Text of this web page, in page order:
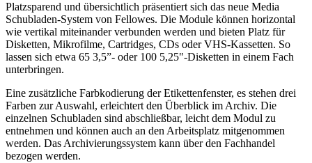
Platzsparend und übersichtlich präsentiert sich das neue Media
Schubladen-System von Fellowes. Die Module können horizontal
wie vertikal miteinander verbunden werden und bieten Platz für
Disketten, Mikrofilme, Cartridges, CDs oder VHS-Kassetten. So
lassen sich etwa 65 3,5”- oder 100 5,25"-Disketten in einem Fach
unterbringen.
Eine zusätzliche Farbkodierung der Etikettenfenster, es stehen drei
Farben zur Auswahl, erleichtert den Überblick im Archiv. Die
einzelnen Schubladen sind abschließbar, leicht dem Modul zu
entnehmen und können auch an den Arbeitsplatz mitgenommen
werden. Das Archivierungssystem kann über den Fachhandel
bezogen werden.